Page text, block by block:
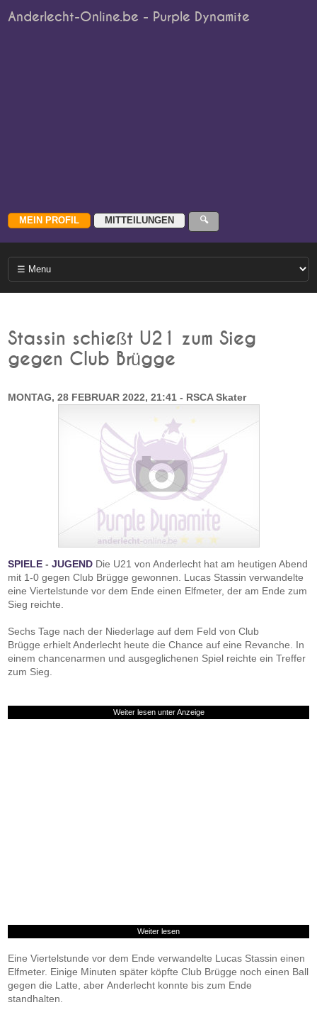
Anderlecht-Online.be - Purple Dynamite
Stassin schießt U21 zum Sieg
gegen Club Brügge
MONTAG, 28 FEBRUAR 2022, 21:41 - RSCA Skater
SPIELE -JUGEND Die U21 von Anderlecht hat am heutigen Abend
mit 1-0 gegen Club Brügge gewonnen. Lucas Stassin verwandelte
eine Viertelstunde vor dem Ende einen Elfmeter, der am Ende zum
Sieg reichte.
Sechs Tage nach der Niederlage auf dem Feld von Club
Brügge erhielt Anderlecht heute die Chance auf eine Revanche. In
einem chancenarmen und ausgeglichenen Spiel reichte ein Treffer
zum Sieg.
Weiter lesen unter Anzeige
Weiter lesen
Eine Viertelstunde vor dem Ende verwandelte Lucas Stassin einen
Elfmeter. Einige Minuten später köpfte Club Brügge noch einen Ball
gegen die Latte, aber Anderlecht konnte bis zum Ende
standhalten.